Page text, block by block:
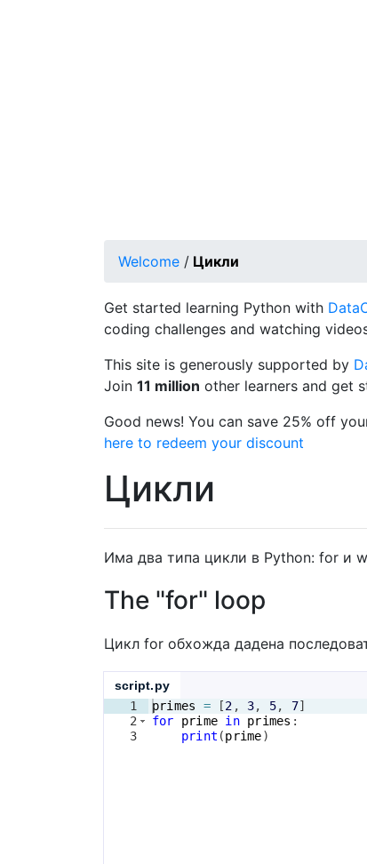
Welcome / Цикли
Get started learning Python with
coding challenges and watching
This site is generously supported by
Join 11 million other learners and get
Good news! You can save 25% off
here to redeem your discount
Цикли
Има два типа цикли в Python: for и
The "for" loop
Цикл for обхожда дадена
script.py
1
2
3
primes = [2 , 3, 5, 7]
for
prime in primes :
print (prime)